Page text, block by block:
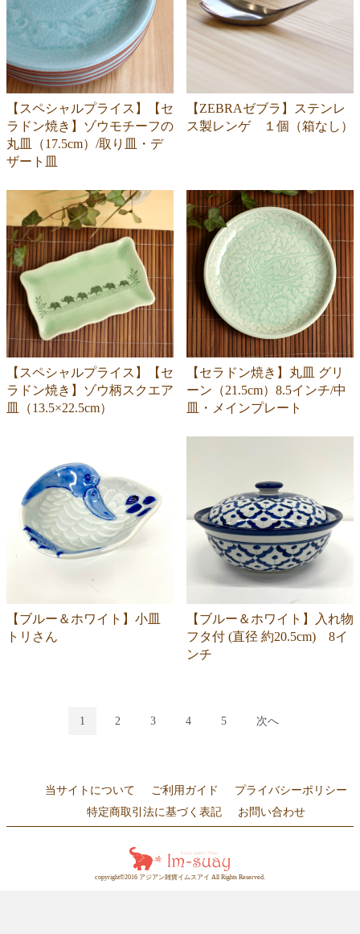
【スペシャルプライス】【セ
ラドン焼き】ゾウモチーフの
丸皿（17.5cm）/取り皿・デ
ザート皿
【ZEBRAゼブラ】ステンレ
ス製レンゲ １個（箱なし）
【スペシャルプライス】【セ
ラドン焼き】ゾウ柄スクエア
皿（13.5×22.5cm）
【セラドン焼き】丸皿 グリ
ーン（21.5cm）8.5インチ/中
皿・メインプレート
【ブルー＆ホワイト】小皿
トリさん
【ブルー＆ホワイト】入れ物
フタ付 (直径 約20.5cm) 8イ
ンチ
1 2 3 4 5 次へ
当サイトについて ご利用ガイド
プライバシーポリシー
特定商取引法に基づく表記
お問い合わせ
copyright©2016 アジアン雑貨イムスアイ All Rights Reserved.